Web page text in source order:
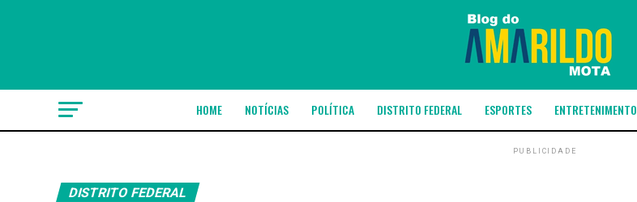
HOME NOTÍCIAS POLÍTICA DISTRITO FEDERAL ESPORTES ENTRETENIMENTO
PUBLICIDADE
DISTRITO FEDERAL